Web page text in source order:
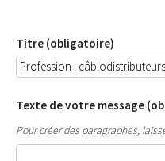
Titre (obligatoire)
Texte de votre message
Pour créer des paragraphes,